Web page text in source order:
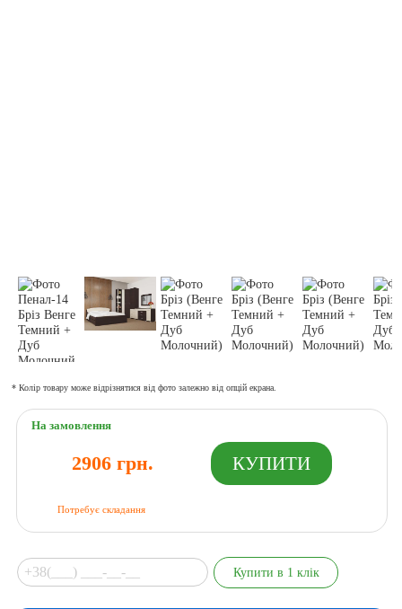
* Колір товару може відрізнятися від фото залежно від опцій екрана.
На замовлення
2906 грн.
Потребує складання